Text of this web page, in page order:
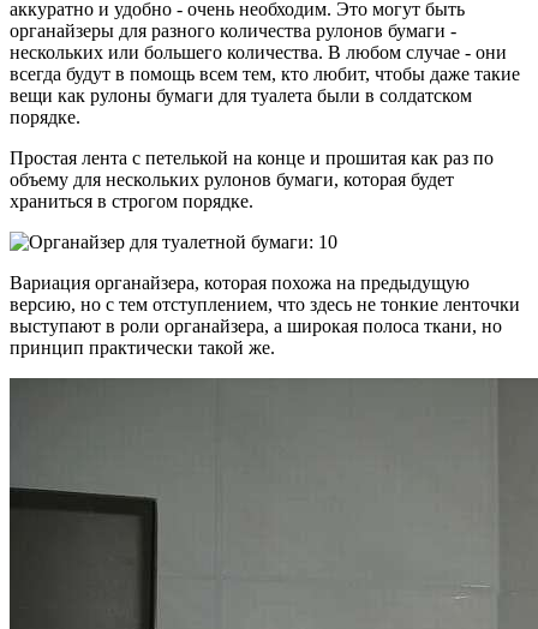
аккуратно и удобно - очень необходим. Это могут быть
органайзеры для разного количества рулонов бумаги -
нескольких или большего количества. В любом случае - они
всегда будут в помощь всем тем, кто любит, чтобы даже такие
вещи как рулоны бумаги для туалета были в солдатском
порядке.
Простая лента с петелькой на конце и прошитая как раз по
объему для нескольких рулонов бумаги, которая будет
храниться в строгом порядке.
Вариация органайзера, которая похожа на предыдущую
версию, но с тем отступлением, что здесь не тонкие ленточки
выступают в роли органайзера, а широкая полоса ткани, но
принцип практически такой же.